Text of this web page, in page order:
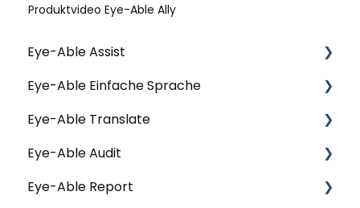
Produktvideo Eye-Able Ally
Eye-Able Assist
Allgemeine Fragen | Assist
Installation | Assist
Konfiguration | Assist
Nutzung & Funktionen | Assist
Eye-Able Einfache Sprache
Allgemeine Fragen | Einfache Sprache
Installation | Einfache Sprache
Nutzung & Funktionen | Einfache Sprache
Eye-Able Translate
Allgemeine Fragen | Translate
Website-Modul | Translate
Eye-Able Audit
Allgemeine Fragen | Audit
Eye-Able Report